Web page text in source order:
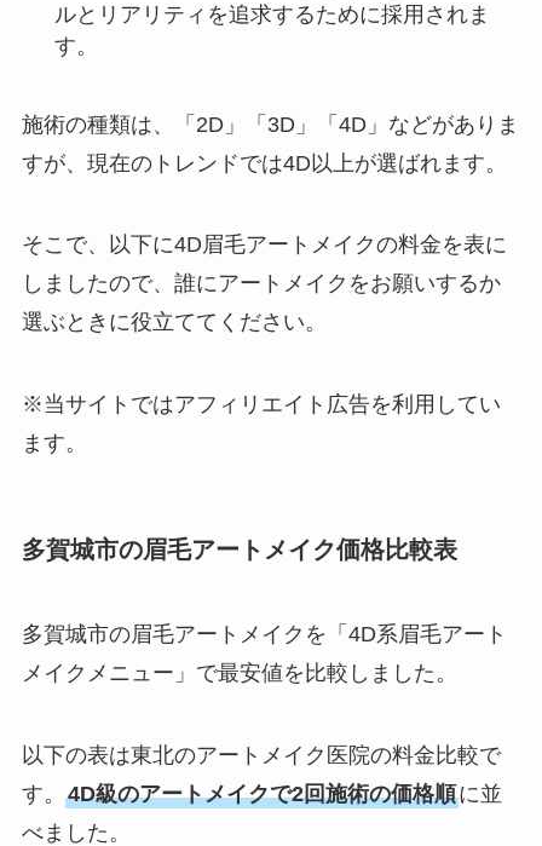
ルとリアリティを追求するために採用されま
す。
施術の種類は、「2D」「3D」「4D」などがありま
すが、現在のトレンドでは4D以上が選ばれます。
そこで、以下に4D眉毛アートメイクの料金を表に
しましたので、誰にアートメイクをお願いするか
選ぶときに役立ててください。
※当サイトではアフィリエイト広告を利用してい
ます。
多賀城市の眉毛アートメイク価格比較表
多賀城市の眉毛アートメイクを「4D系眉毛アート
メイクメニュー」で最安値を比較しました。
以下の表は東北のアートメイク医院の料金比較で
す。 4D級のアートメイクで2回施術の価格順に並
べました。